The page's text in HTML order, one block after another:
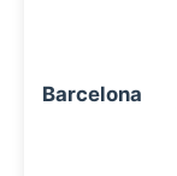
Barcelona